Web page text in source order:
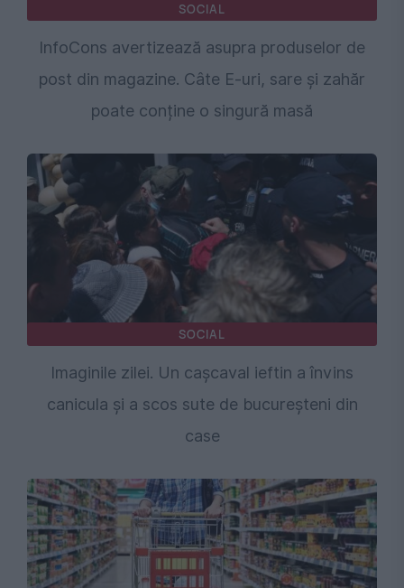
SOCIAL
InfoCons avertizează asupra produselor de
post din magazine. Câte E-uri, sare și zahăr
poate conține o singură masă
SOCIAL
Imaginile zilei. Un cașcaval ieftin a învins
canicula și a scos sute de bucureșteni din
case